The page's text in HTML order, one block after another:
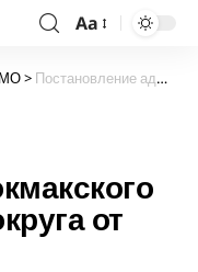
Aa
МО> Постановление администрации Токмакского муниципального округа от 19.12.2025
от